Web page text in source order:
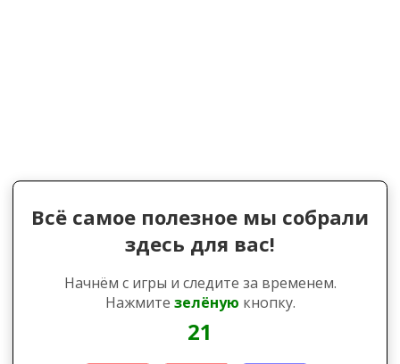
Всё самое полезное мы собрали
здесь для вас!
Начнём с игры и следите за временем.
Нажмите зелёную кнопку.
21